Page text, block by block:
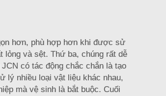
hơn, phù hợp hơn khi được sử
lỏng và sệt. Thứ ba, chúng rất dễ
JCN có tác động chắc chắn là tạo
lý nhiều loại vật liệu khác nhau,
mà vệ sinh là bắt buộc. Cuối